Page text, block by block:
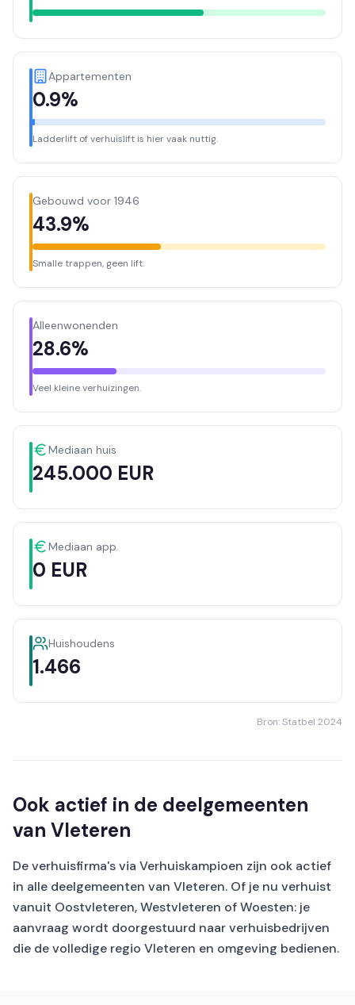
Appartementen
0.9%
Ladderlift of verhuislift is hier vaak nuttig.
Gebouwd voor 1946
43.9%
Smalle trappen, geen lift.
Alleenwonenden
28.6%
Veel kleine verhuizingen.
Mediaan huis
245.000 EUR
Mediaan app.
0 EUR
Huishoudens
1.466
Bron: Statbel 2024
Ook actief in de deelgemeenten
van Vleteren
De verhuisfirma's via Verhuiskampioen zijn ook actief
in alle deelgemeenten van Vleteren. Of je nu verhuist
vanuit Oostvleteren, Westvleteren of Woesten: je
aanvraag wordt doorgestuurd naar verhuisbedrijven
die de volledige regio Vleteren en omgeving bedienen.